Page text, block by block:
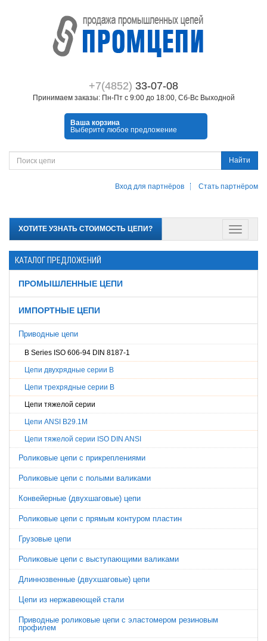
+7(4852) 33-07-08
Принимаем заказы: Пн-Пт с 9:00 до 18:00, Сб-Вс Выходной
Ваша корзина
Выберите любое предложение
Найти
Вход для партнёров Стать партнёром
ХОТИТЕ УЗНАТЬ СТОИМОСТЬ ЦЕПИ?
КАТАЛОГ ПРЕДЛОЖЕНИЙ
ПРОМЫШЛЕННЫЕ ЦЕПИ
ИМПОРТНЫЕ ЦЕПИ
Приводные цепи
B Series ISO 606-94 DIN 8187-1
Цепи двухрядные серии В
Цепи трехрядные серии B
Цепи тяжелой серии
Цепи ANSI B29.1M
Цепи тяжелой серии ISO DIN ANSI
Роликовые цепи с прикреплениями
Роликовые цепи с полыми валиками
Конвейерные (двухшаговые) цепи
Роликовые цепи с прямым контуром пластин
Грузовые цепи
Роликовые цепи с выступающими валиками
Длиннозвенные (двухшаговые) цепи
Цепи из нержавеющей стали
Приводные роликовые цепи с эластомером резиновым
профилем